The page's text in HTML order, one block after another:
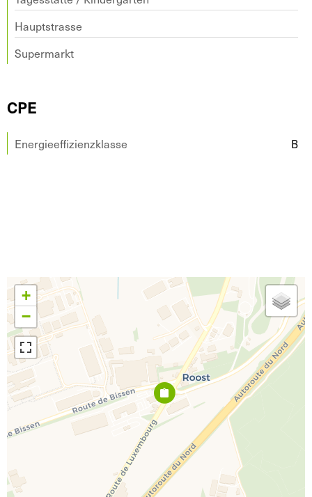
Hauptstrasse
Supermarkt
CPE
Energieeffizienzklasse B
+
−